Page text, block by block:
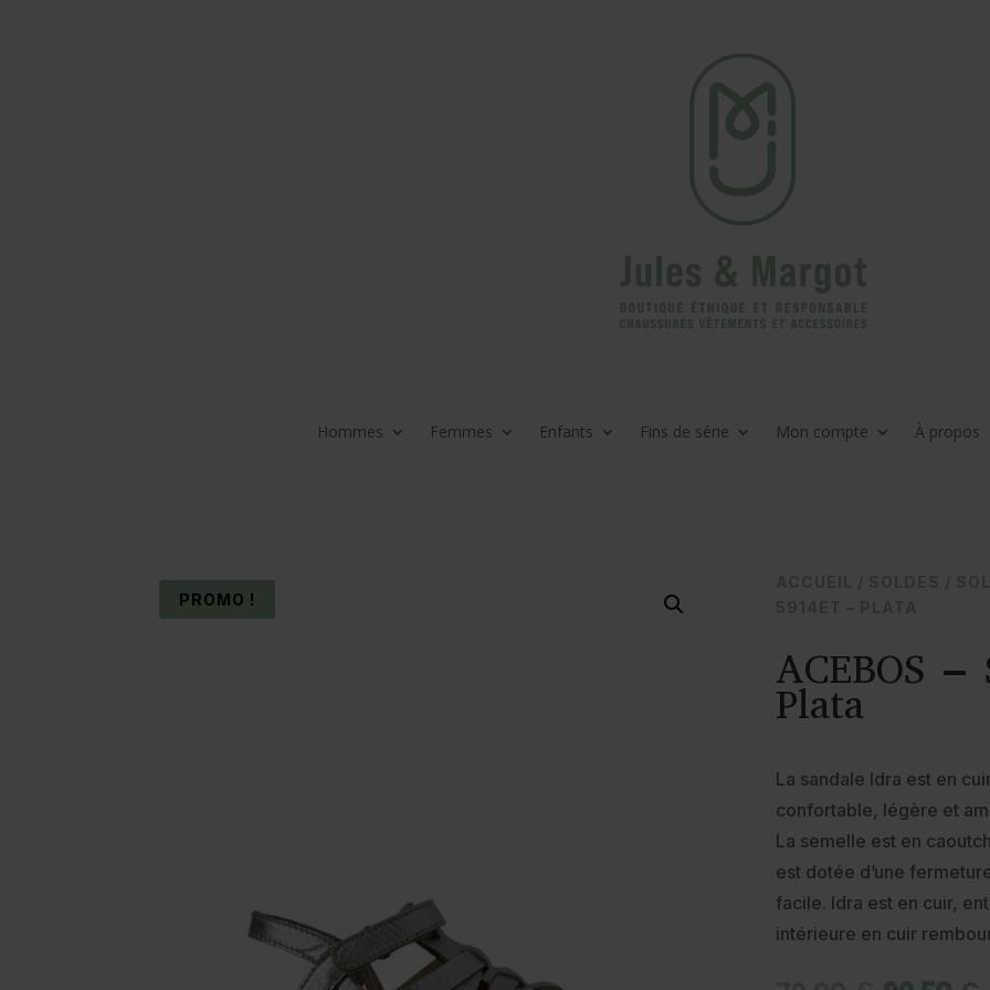
Hommes Femmes Enfants Fins de série Mon compte À propos
PROMO !
ACCUEIL / SOLDES /
5914ET – PLATA
ACEBOS –
Plata
La sandale Idra est en
confortable, légère et
La semelle est en
est dotée d’une
facile. Idra est en cuir,
intérieure en cuir